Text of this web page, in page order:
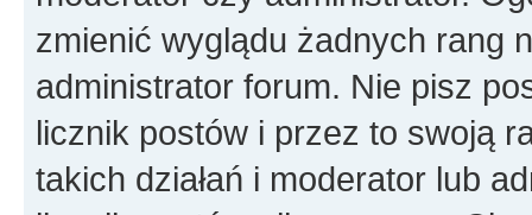
zmienić wyglądu żadnych rang
administrator forum. Nie pisz
licznik postów i przez to swoją
takich działań i moderator lub